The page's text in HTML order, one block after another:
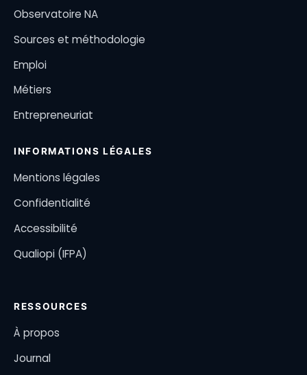
Observatoire NA
Sources et méthodologie
Emploi
Métiers
Entrepreneuriat
INFORMATIONS LÉGALES
Mentions légales
Confidentialité
Accessibilité
Qualiopi (IFPA)
RESSOURCES
À propos
Journal